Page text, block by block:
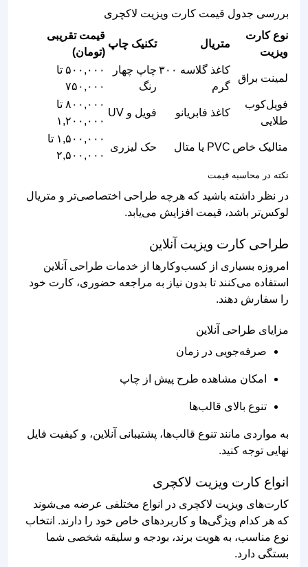
بررسی جدول قیمت کارت ویزیت لاکچری
نوع کارت
ویزیت
متریال تکنیک چاپ
قیمت تقریبی
(تومان)
لمینت براق
کاغذ گلاسه ۳۰۰
گرم
چاپ چهار
رنگ
۵۰۰,۰۰۰ تا
۷۵۰,۰۰۰
فویل‌کوب
طلایی
کاغذ فابریانو فویل و UV
۸۰۰,۰۰۰ تا
۱,۲۰۰,۰۰۰
متالیک خاص PVC یا متال حک لیزری
۱,۵۰۰,۰۰۰ تا
۲,۵۰۰,۰۰۰
نکته در محاسبه قیمت
در نظر داشته باشید که هرچه طراحی اختصاصی‌تر و متریال
لوکس‌تر باشد، قیمت افزایش می‌یابد.
طراحی کارت ویزیت آنلاین
امروزه بسیاری از کسب‌وکارها از خدمات طراحی آنلاین
استفاده می‌کنند تا بدون نیاز به مراجعه حضوری، کارت خود
را سفارش دهند.
مزایای طراحی آنلاین
صرفه‌جویی در زمان
امکان مشاهده طرح پیش از چاپ
تنوع بالای قالب‌ها
به مواردی مانند تنوع قالب‌ها، پشتیبانی آنلاین، و کیفیت فایل
نهایی توجه کنید.
انواع کارت ویزیت لاکچری
کارت‌های ویزیت لاکچری در انواع مختلفی عرضه می‌شوند
که هر کدام ویژگی‌ها و کاربردهای خاص خود را دارند. انتخاب
نوع مناسب، به هویت برند، بودجه و سلیقه شخصی شما
بستگی دارد.